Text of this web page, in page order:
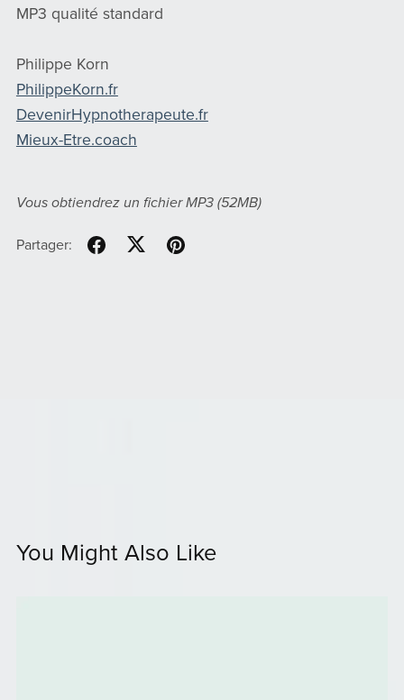
MP3 qualité standard
Philippe Korn
PhilippeKorn.fr
DevenirHypnotherapeute.fr
Mieux-Etre.coach
Vous obtiendrez un fichier MP3 (52MB)
Partager:
You Might Also Like